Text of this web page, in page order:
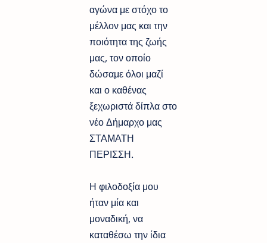
αγώνα με στόχο το
μέλλον μας και την
ποιότητα της ζωής
μας, τον οποίο
δώσαμε όλοι μαζί
και ο καθένας
ξεχωριστά δίπλα στο
νέο Δήμαρχο μας
ΣΤΑΜΑΤΗ
ΠΕΡΙΣΣΗ.
Η φιλοδοξία μου
ήταν μία και
μοναδική, να
καταθέσω την ίδια